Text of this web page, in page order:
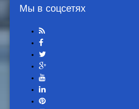
Мы в соцсетях